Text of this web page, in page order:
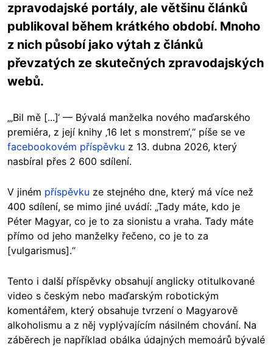
zpravodajské portály, ale většinu článků
publikoval během krátkého období. Mnoho
z nich působí jako výtah z článků
převzatých ze skutečných zpravodajských
webů.
„‚Bil mě [...]‘ — Bývalá manželka nového maďarského
premiéra, z její knihy ‚16 let s monstrem‘,“ píše se ve
facebookovém příspěvku z 13. dubna 2026, který
nasbíral přes 2 600 sdílení.
V jiném příspěvku ze stejného dne, který má více než
400 sdílení, se mimo jiné uvádí: „Tady máte, kdo je
Péter Magyar, co je to za sionistu a vraha. Tady máte
přímo od jeho manželky řečeno, co je to za
[vulgarismus].“
Tento i další příspěvky obsahují anglicky otitulkované
video s českým nebo maďarským robotickým
komentářem, který obsahuje tvrzení o Magyarově
alkoholismu a z něj vyplývajícím násilném chování. Na
záběrech je například obálka údajných memoárů bývalé